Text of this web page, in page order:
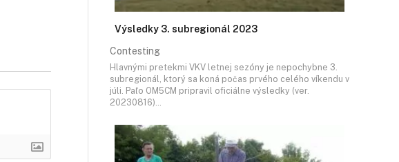
Výsledky 3. subregionál 2023
Contesting
Hlavnými pretekmi VKV letnej sezóny je nepochybne 3.
subregionál, ktorý sa koná počas prvého celého víkendu v
júli. Paľo OM5CM pripravil oficiálne výsledky (ver.
20230816)…